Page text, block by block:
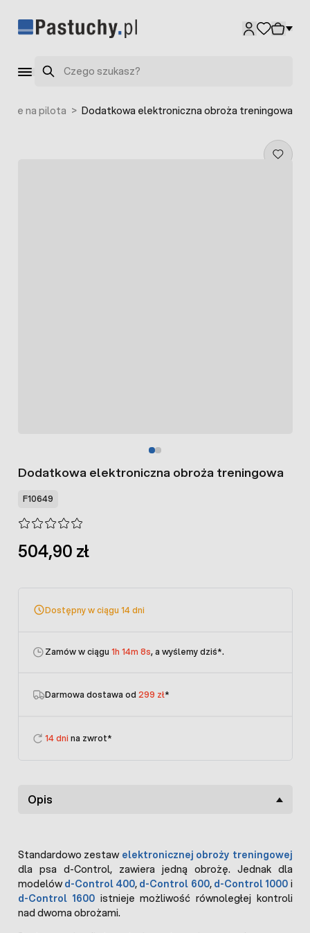
Szukaj
na pilota > Dodatkowa elektroniczna obroża treningowa
Dodatkowa elektroniczna obroża treningowa
F10649
504,90 zł
Dostępny w ciągu 14 dni
Zamów w ciągu 1h 14m 8s, a wyślemy dziś*.
Darmowa dostawa od 299 zł*
14 dni na zwrot*
Opis
Standardowo zestaw elektronicznej obroży treningowej
dla psa d-Control, zawiera jedną obrożę. Jednak dla
modelówd-Control 400, d-Control 600, d-Control 1000 i
d-Control 1600 istnieje możliwość równoległej kontroli
nad dwoma obrożami.